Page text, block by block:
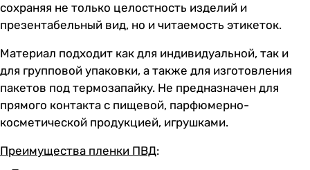
сохраняя не только целостность изделий и
презентабельный вид, но и читаемость этикеток.
Материал подходит как для индивидуальной, так и
для групповой упаковки, а также для изготовления
пакетов под термозапайку. Не предназначен для
прямого контакта с пищевой, парфюмерно-
косметической продукцией, игрушками.
Преимущества пленки ПВД: